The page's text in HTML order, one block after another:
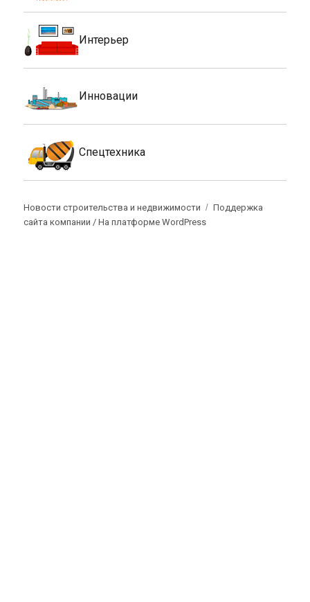
Интерьер
Инновации
Спецтехника
Новости строительства и недвижимости
Поддержка
сайта компании /На платформе WordPress